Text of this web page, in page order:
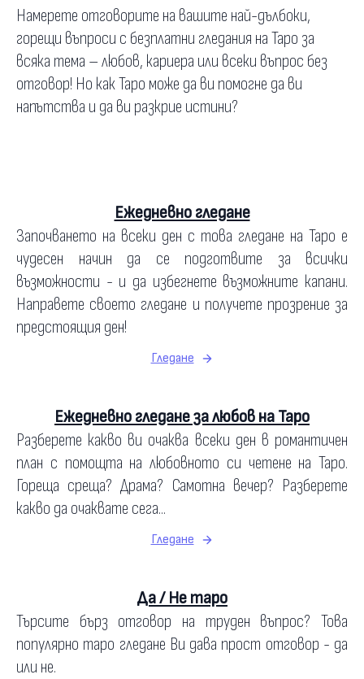
Намерете отговорите на вашите най-дълбоки,
горещи въпроси с безплатни гледания на Таро за
всяка тема – любов, кариера или всеки въпрос без
отговор! Но как Таро може да ви помогне да ви
напътства и да ви разкрие истини?
Ежедневно гледане
Започването на всеки ден с това гледане на Таро е
чудесен начин да се подготвите за всички
възможности - и да избегнете възможните капани.
Направете своето гледане и получете прозрение за
предстоящия ден!
Гледане
Ежедневно гледане за любов на Таро
Разберете какво ви очаква всеки ден в романтичен
план с помощта на любовното си четене на Таро.
Гореща среща? Драма? Самотна вечер? Разберете
какво да очаквате сега...
Гледане
Да / Не таро
Търсите бърз отговор на труден въпрос? Това
популярно таро гледане Ви дава прост отговор - да
или не.